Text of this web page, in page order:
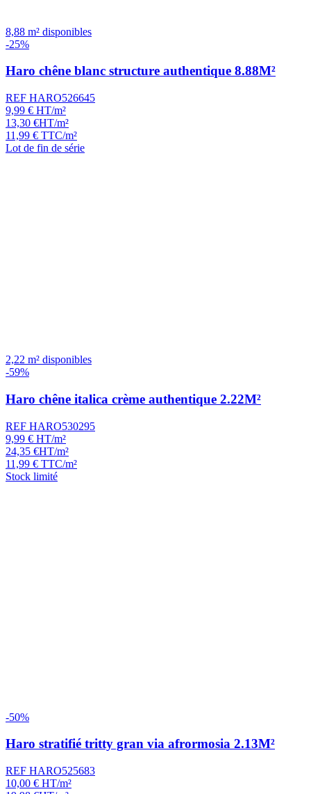
8,88 m² disponibles
-25%
Haro chêne blanc structure authentique 8.88M²
REF HARO526645
9,99 € HT/m²
13,30 €HT/m²
11,99 € TTC/m²
Lot de fin de série
2,22 m² disponibles
-59%
Haro chêne italica crème authentique 2.22M²
REF HARO530295
9,99 € HT/m²
24,35 €HT/m²
11,99 € TTC/m²
Stock limité
-50%
Haro stratifié tritty gran via afrormosia 2.13M²
REF HARO525683
10,00 € HT/m²